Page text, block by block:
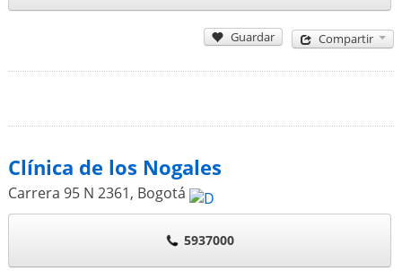
Guardar Compartir
Clínica de los Nogales
Carrera 95 N 2361, Bogotá
5937000